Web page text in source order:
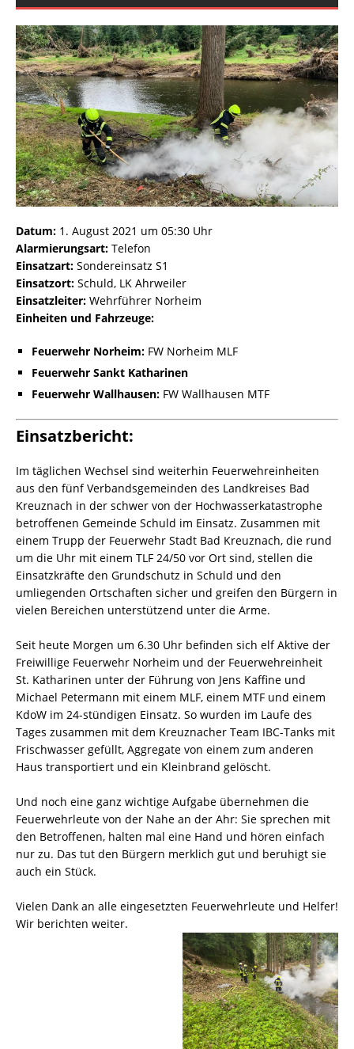
Datum: 1. August 2021 um 05:30 Uhr
Alarmierungsart: Telefon
Einsatzart: Sondereinsatz S1
Einsatzort: Schuld, LK Ahrweiler
Einsatzleiter: Wehrführer Norheim
Einheiten und Fahrzeuge:
Feuerwehr Norheim: FW Norheim MLF
Feuerwehr Sankt Katharinen
Feuerwehr Wallhausen: FW Wallhausen MTF
Einsatzbericht:
Im täglichen Wechsel sind weiterhin Feuerwehreinheiten
aus den fünf Verbandsgemeinden des Landkreises Bad
Kreuznach in der schwer von der Hochwasserkatastrophe
betroffenen Gemeinde Schuld im Einsatz. Zusammen mit
einem Trupp der Feuerwehr Stadt Bad Kreuznach, die rund
um die Uhr mit einem TLF 24/50 vor Ort sind, stellen die
Einsatzkräfte den Grundschutz in Schuld und den
umliegenden Ortschaften sicher und greifen den Bürgern in
vielen Bereichen unterstützend unter die Arme.
Seit heute Morgen um 6.30 Uhr befinden sich elf Aktive der
Freiwillige Feuerwehr Norheim und der Feuerwehreinheit
St. Katharinen unter der Führung von Jens Kaffine und
Michael Petermann mit einem MLF, einem MTF und einem
KdoW im 24-stündigen Einsatz. So wurden im Laufe des
Tages zusammen mit dem Kreuznacher Team IBC-Tanks mit
Frischwasser gefüllt, Aggregate von einem zum anderen
Haus transportiert und ein Kleinbrand gelöscht.
Und noch eine ganz wichtige Aufgabe übernehmen die
Feuerwehrleute von der Nahe an der Ahr: Sie sprechen mit
den Betroffenen, halten mal eine Hand und hören einfach
nur zu. Das tut den Bürgern merklich gut und beruhigt sie
auch ein Stück.
Vielen Dank an alle eingesetzten Feuerwehrleute und Helfer!
Wir berichten weiter.